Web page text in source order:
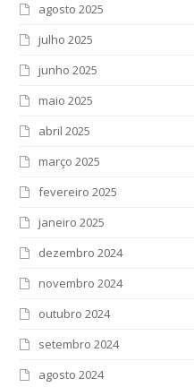
agosto 2025
julho 2025
junho 2025
maio 2025
abril 2025
março 2025
fevereiro 2025
janeiro 2025
dezembro 2024
novembro 2024
outubro 2024
setembro 2024
agosto 2024